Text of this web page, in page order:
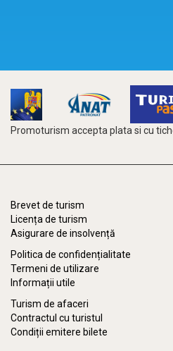
Promoturism accepta plata si cu
Brevet de turism
Licența de turism
Asigurare de insolvență
Politica de confidențialitate
Termeni de utilizare
Informații utile
Turism de afaceri
Contractul cu turistul
Condiții emitere bilete